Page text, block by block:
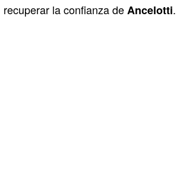
recuperar la confianza deAncelotti.